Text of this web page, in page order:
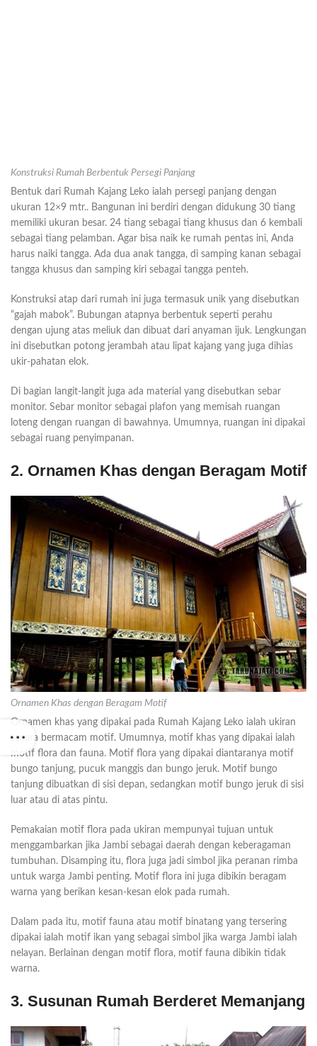
Konstruksi Rumah Berbentuk Persegi Panjang
Bentuk dari Rumah Kajang Leko ialah persegi panjang dengan
ukuran 12×9 mtr.. Bangunan ini berdiri dengan didukung 30 tiang
memiliki ukuran besar. 24 tiang sebagai tiang khusus dan 6 kembali
sebagai tiang pelamban. Agar bisa naik ke rumah pentas ini, Anda
harus naiki tangga. Ada dua anak tangga, di samping kanan sebagai
tangga khusus dan samping kiri sebagai tangga penteh.
Konstruksi atap dari rumah ini juga termasuk unik yang disebutkan
“gajah mabok”. Bubungan atapnya berbentuk seperti perahu
dengan ujung atas meliuk dan dibuat dari anyaman ijuk. Lengkungan
ini disebutkan potong jerambah atau lipat kajang yang juga dihias
ukir-pahatan elok.
Di bagian langit-langit juga ada material yang disebutkan sebar
monitor. Sebar monitor sebagai plafon yang memisah ruangan
loteng dengan ruangan di bawahnya. Umumnya, ruangan ini dipakai
sebagai ruang penyimpanan.
2. Ornamen Khas dengan Beragam Motif
Ornamen Khas dengan Beragam Motif
Ornamen khas yang dipakai pada Rumah Kajang Leko ialah ukiran
secara bermacam motif. Umumnya, motif khas yang dipakai ialah
motif flora dan fauna. Motif flora yang dipakai diantaranya motif
bungo tanjung, pucuk manggis dan bungo jeruk. Motif bungo
tanjung dibuatkan di sisi depan, sedangkan motif bungo jeruk di sisi
luar atau di atas pintu.
Pemakaian motif flora pada ukiran mempunyai tujuan untuk
menggambarkan jika Jambi sebagai daerah dengan keberagaman
tumbuhan. Disamping itu, flora juga jadi simbol jika peranan rimba
untuk warga Jambi penting. Motif flora ini juga dibikin beragam
warna yang berikan kesan-kesan elok pada rumah.
Dalam pada itu, motif fauna atau motif binatang yang tersering
dipakai ialah motif ikan yang sebagai simbol jika warga Jambi ialah
nelayan. Berlainan dengan motif flora, motif fauna dibikin tidak
warna.
3. Susunan Rumah Berderet Memanjang